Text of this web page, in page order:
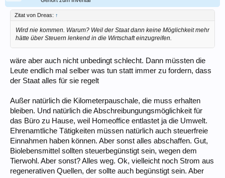
Zitat von Dreas: ↑
Wird nie kommen. Warum? Weil der Staat dann keine Möglichkeit mehr
hätte über Steuern lenkend in die Wirtschaft einzugreifen.
wäre aber auch nicht unbedingt schlecht. Dann müssten die
Leute endlich mal selber was tun statt immer zu fordern, dass
der Staat alles für sie regelt
Außer natürlich die Kilometerpauschale, die muss erhalten
bleiben. Und natürlich die Abschreibungungsmöglichkeit für
das Büro zu Hause, weil Homeoffice entlastet ja die Umwelt.
Ehrenamtliche Tätigkeiten müssen natürlich auch steuerfreie
Einnahmen haben können. Aber sonst alles abschaffen. Gut,
Biolebensmittel sollten steuerbegünstigt sein, wegen dem
Tierwohl. Aber sonst? Alles weg. Ok, vielleicht noch Strom aus
regenerativen Quellen, der sollte auch begünstigt sein. Aber